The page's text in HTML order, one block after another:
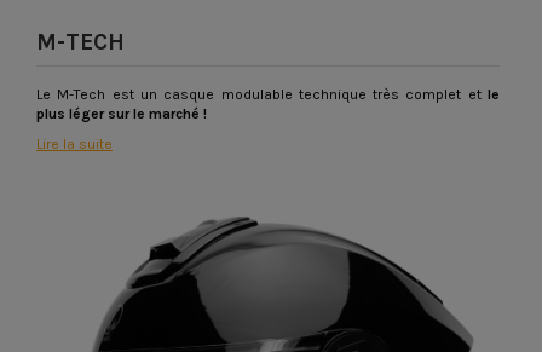
M-TECH
Le M-Tech est un casque modulable technique très complet et le
plus léger sur le marché !
Lire la suite